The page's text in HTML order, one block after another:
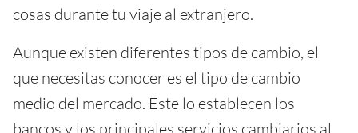
cosas durante tu viaje al extranjero.
Aunque existen diferentes tipos de cambio, el
que necesitas conocer es el tipo de cambio
medio del mercado. Este lo establecen los
bancos y los principales servicios cambiarios al